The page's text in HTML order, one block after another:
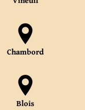
Chambord
Blois